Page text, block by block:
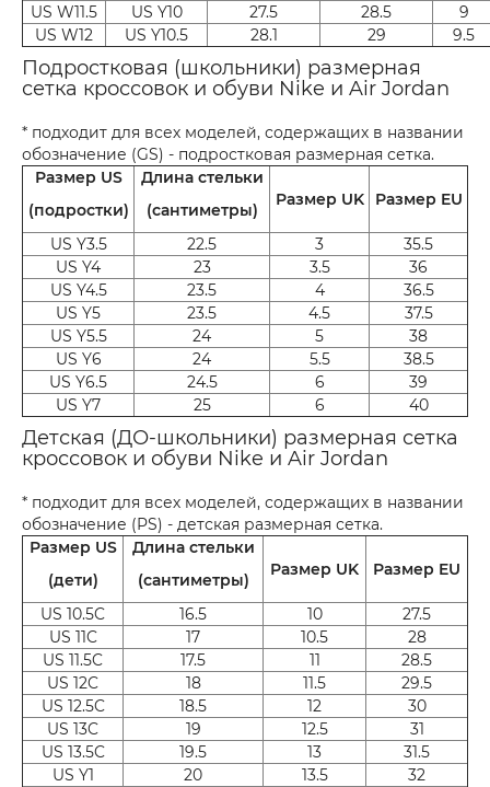
US W11.5
US Y10 27.5 28.5
9
US W12
US Y10.5 28.1 29 9.5
Подростковая (школьники) размерная
сетка кроссовок и обуви Nike и Air Jordan
* подходит для всех моделей, содержащих в названии
обозначение (GS) - подростковая размерная сетка.
Размер US
(подростки)
Длина стельки
(сантиметры)
Размер UK Размер EU
US Y3.5 22.5 3
35.5
US Y4
23 3.5
36
US Y4.5
23.5 4
36.5
US Y5
23.5 4.5
37.5
US Y5.5
24 5
38
US Y6
24 5.5
38.5
US Y6.5
24.5 6
39
US Y7
25 6 40
Детская (ДО-школьники) размерная сетка
кроссовок и обуви Nike и Air Jordan
* подходит для всех моделей, содержащих в названии
обозначение (PS) - детская размерная сетка.
Размер US
(дети)
Длина стельки
(сантиметры)
Размер UK Размер EU
US 10.5C 16.5 10
27.5
US 11C
17 10.5
28
US 11.5C
17.5 11
28.5
US 12C
18 11.5
29.5
US 12.5C
18.5 12
30
US 13C
19 12.5
31
US 13.5C
19.5 13
31.5
US Y1
20 13.5 32